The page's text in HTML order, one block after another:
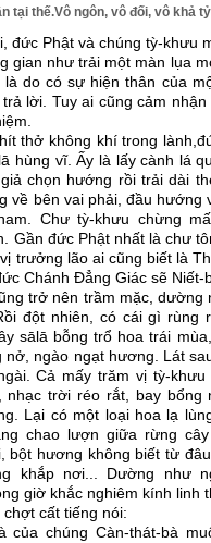
tại thế.Vô ngôn, vô đối, vô khả
đức Phật và chúng tỳ-
gian như trải một màn lụa
do có sự hiện thân của
lời. Tuy ai cũng cảm
thở không khí trong
hùng vĩ. Ấy là lấy cành lá
chọn hướng rồi trải dài
về bên vai phải, đầu
Chư tỳ-khưu chừng
Gần đức Phật nhất là chư
trưởng lão ai cũng biết là
Chánh Đẳng Giác sẽ Niết-
trở nên trầm mặc,
đột nhiên, có cái gì rùng
sālā bỗng trổ hoa trái
nở, ngào ngạt hương. Lát
Cả mấy trăm vị tỳ-
nhạc trời réo rắt, bay
Lại có một loại hoa lạ
chao lượn giữa rừng
bột hương không biết từ
khắp nơi... Dường như
giờ khắc nghiêm kính linh
cất tiếng nói:
của chúng Càn-thát-bà